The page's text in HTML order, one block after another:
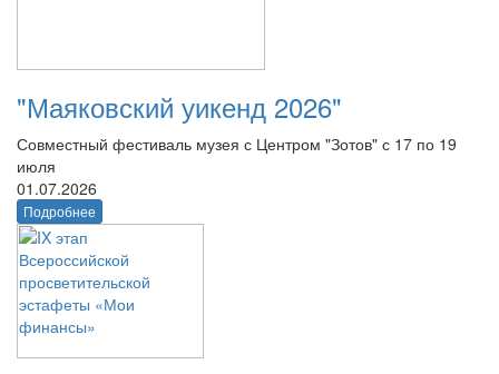
"Маяковский уикенд 2026"
Совместный фестиваль музея с Центром "Зотов" с 17 по 19
июля
01.07.2026
Подробнее